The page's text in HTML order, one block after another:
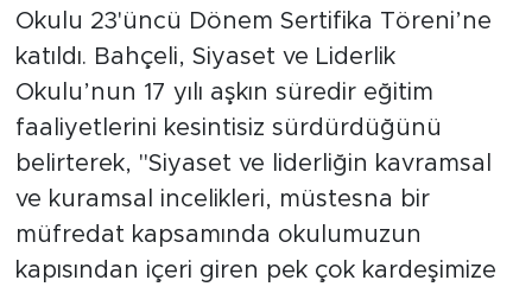
Okulu 23'üncü Dönem Sertifika Töreni’ne
katıldı. Bahçeli, Siyaset ve Liderlik
Okulu’nun 17 yılı aşkın süredir eğitim
faaliyetlerini kesintisiz sürdürdüğünü
belirterek, "Siyaset ve liderliğin kavramsal
ve kuramsal incelikleri, müstesna bir
müfredat kapsamında okulumuzun
kapısından içeri giren pek çok kardeşimize